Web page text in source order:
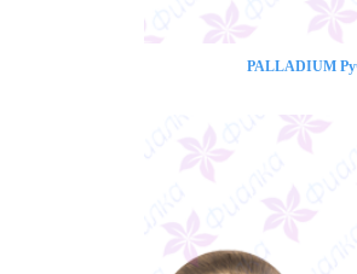
PALLADIUM